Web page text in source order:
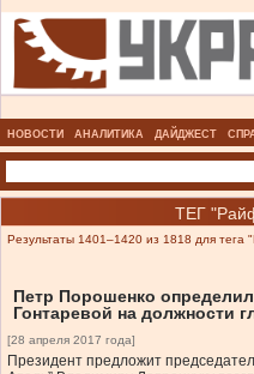
НОВОСТИ АНАЛИТИКА ДАЙДЖЕСТ
ТЕГ
Результаты 1401–1420 из 1818 для тега
Петр Порошенко
Гонтаревой на должности
[28 апреля 2017 года]
Президент предложит